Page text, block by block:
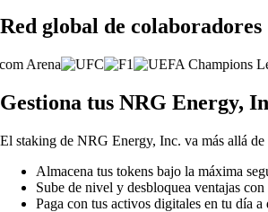
Red global de colaboradores
Gestiona tus NRG Energy,
El staking de NRG Energy, Inc. va más allá de
Almacena tus tokens bajo la máxima
Sube de nivel y desbloquea ventajas
Paga con tus activos digitales en tu día